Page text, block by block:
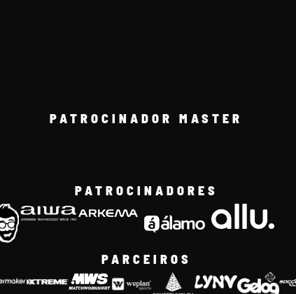
PATROCINADOR MASTER
PATROCINADORES
PARCEIROS